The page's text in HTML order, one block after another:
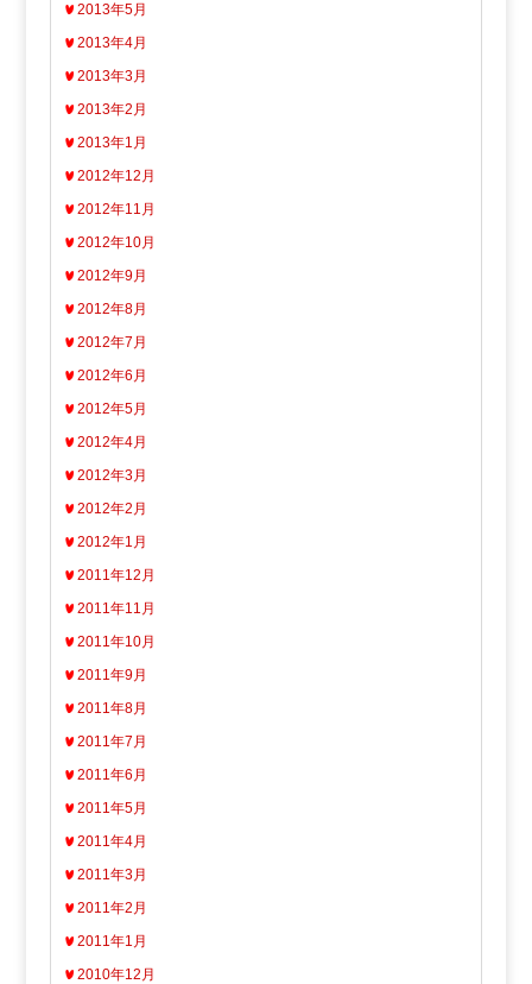
2013年5月
2013年4月
2013年3月
2013年2月
2013年1月
2012年12月
2012年11月
2012年10月
2012年9月
2012年8月
2012年7月
2012年6月
2012年5月
2012年4月
2012年3月
2012年2月
2012年1月
2011年12月
2011年11月
2011年10月
2011年9月
2011年8月
2011年7月
2011年6月
2011年5月
2011年4月
2011年3月
2011年2月
2011年1月
2010年12月